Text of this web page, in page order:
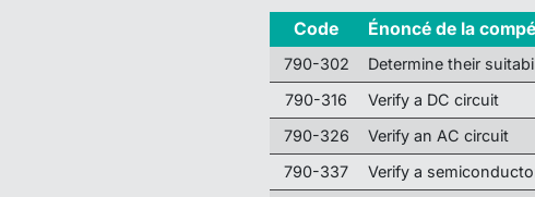
Code Énoncé de la
790-302 Determine their
790-316
Verify a DC circuit
790-326
Verify an AC circuit
790-337
Verify a